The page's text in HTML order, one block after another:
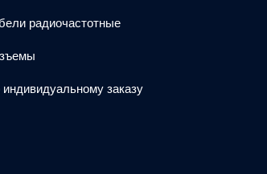
радиочастотные
заказу